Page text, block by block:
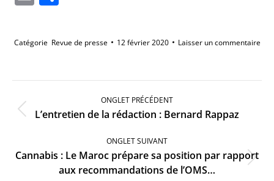
Catégorie Revue de presse 12 février 2020 Laisser un commentaire
Navigation
commentaire
ONGLET PRÉCÉDENT
Onglet
L’entretien de la rédaction : Bernard Rappaz
ONGLET SUIVANT
Onglet
suivant
Cannabis : Le Maroc prépare sa position par rapport
aux recommandations de l’OMS…